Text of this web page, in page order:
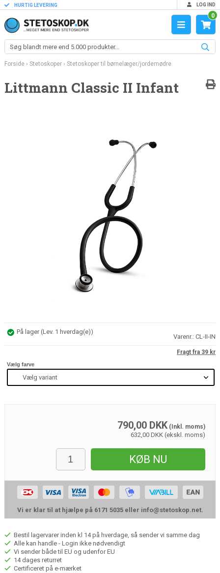
HURTIG LEVERING LOG IND
0
Forside› Stetoskoper› Stetoskoper til børnelæger/jordemødre
Littmann Classic II Infant
På lager(Lev. 1 hverdag(e))
Varenr.:CL-II-IN
Fragt fra 39 kr
Vælg farve
790,00 DKK(Inkl. moms)
632,00 DKK (ekskl. moms)
KØB NU
Vi er klar til at hjælpe på 6171 5035 eller info@stetoskop.net.
Bestil lagervarer inden kl 14 på hverdage, så sender vi samme dag
Alle kan handle - Login ikke nødvendigt
Vi sender både til EU og udenfor EU
14 dages returret
Certificeret på e-mærket